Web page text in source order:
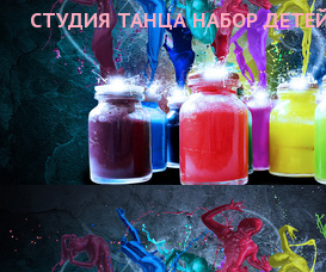
СТУДИЯ ТАНЦА НАБОР